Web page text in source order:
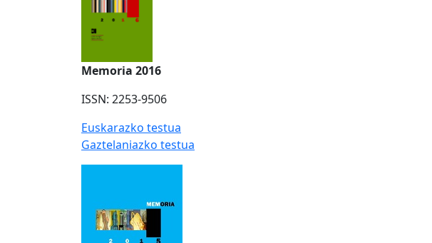
Memoria 2016
ISSN: 2253-9506
Euskarazko testua
Gaztelaniazko testua